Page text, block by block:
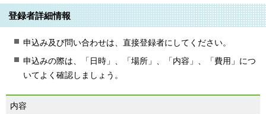
登録者詳細情報
申込み及び問い合わせは、直接登録者にしてください。
申込みの際は、「日時」、「場所」、「内容」、「費用」につ
いてよく確認しましょう。
内容